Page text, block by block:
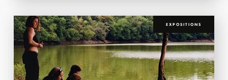
EXPOSITIONS